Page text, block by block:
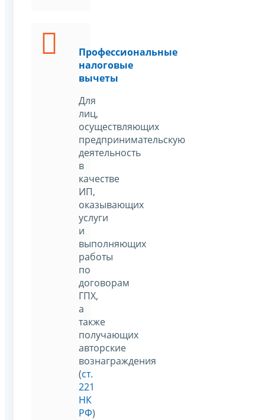
Профессиональные
налоговые
вычеты
Для
лиц,
осуществляющих
предпринимательскую
деятельность
в
качестве
ИП,
оказывающих
услуги
и
выполняющих
работы
по
договорам
ГПХ,
а
также
получающих
авторские
вознаграждения
(ст.
221
НК
РФ)